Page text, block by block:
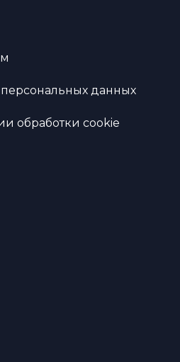
данных
обработки cookie